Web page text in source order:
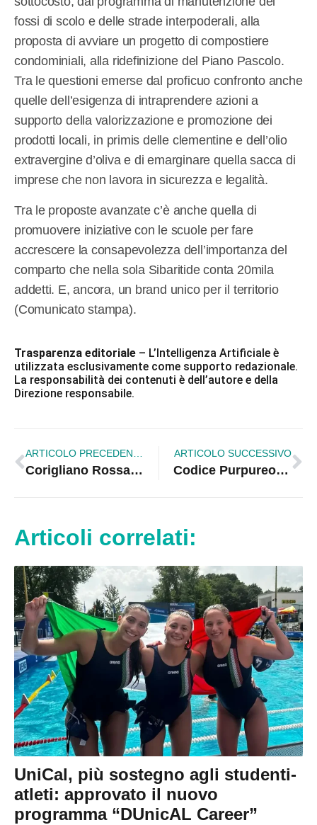
fossi di scolo e delle strade interpoderali, alla
proposta di avviare un progetto di compostiere
condominiali, alla ridefinizione del Piano Pascolo.
Tra le questioni emerse dal proficuo confronto anche
quelle dell’esigenza di intraprendere azioni a
supporto della valorizzazione e promozione dei
prodotti locali, in primis delle clementine e dell’olio
extravergine d’oliva e di emarginare quella sacca di
imprese che non lavora in sicurezza e legalità.
Tra le proposte avanzate c’è anche quella di
promuovere iniziative con le scuole per fare
accrescere la consapevolezza dell’importanza del
comparto che nella sola Sibaritide conta 20mila
addetti. E, ancora, un brand unico per il territorio
(Comunicato stampa).
Trasparenza editoriale – L’Intelligenza Artificiale è
utilizzata esclusivamente come supporto redazionale.
La responsabilità dei contenuti è dell’autore e della
Direzione responsabile.
Corigliano Rossano. Carnevale, iniziative congiunte tra Comune e associazioni
ARTICOLO SUCCESSIVO
Codice Purpureo. Farlo conoscere al mondo, l’impegno di Martino A. Rizzo
Articoli correlati:
UniCal, più sostegno agli studenti-
atleti: approvato il nuovo
programma “DUnicAL Career”